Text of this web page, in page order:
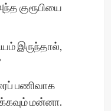
குரூபியை
இருந்தால்,
பணிவாக
மன்னா.